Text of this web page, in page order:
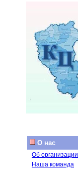
О нас
Об организации
Наша команда